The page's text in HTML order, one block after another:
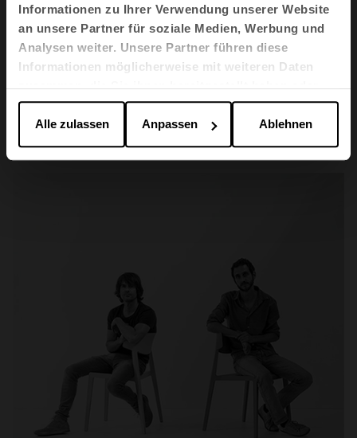
Informationen zu Ihrer Verwendung unserer Website
an unsere Partner für soziale Medien, Werbung und
Analysen weiter. Unsere Partner führen diese
Informationen möglicherweise mit weiteren Daten
zusammen, die Sie ihnen bereitgestellt haben oder
die sie im Rahmen Ihrer Nutzung der Dienste
gesammelt haben.
Alle zulassen Anpassen Ablehnen
Nacar Strategic Design Agency Javier Cuñado
Nacar Strategic Agency arbeitet mit Unternehmen zusammen,